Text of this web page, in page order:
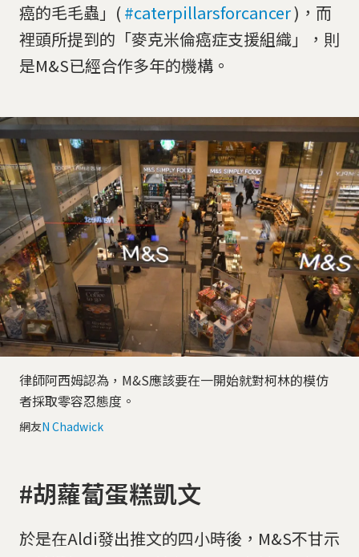
癌的毛毛蟲」(#caterpillarsforcancer)，而
裡頭所提到的「麥克米倫癌症支援組織」，則
是M&S已經合作多年的機構。
律師阿西姆認為，M&S應該要在一開始就對柯林的模仿
者採取零容忍態度。
網友N Chadwick
#胡蘿蔔蛋糕凱文
於是在Aldi發出推文的四小時後，M&S不甘示